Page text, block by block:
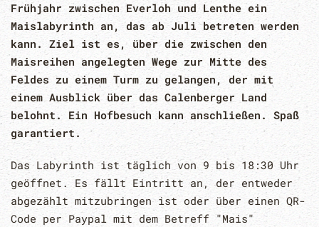
Frühjahr zwischen Everloh und Lenthe ein
Maislabyrinth an, das ab Juli betreten werden
kann. Ziel ist es, über die zwischen den
Maisreihen angelegten Wege zur Mitte des
Feldes zu einem Turm zu gelangen, der mit
einem Ausblick über das Calenberger Land
belohnt. Ein Hofbesuch kann anschließen. Spaß
garantiert.
Das Labyrinth ist täglich von 9 bis 18:30 Uhr
geöffnet. Es fällt Eintritt an, der entweder
abgezählt mitzubringen ist oder über einen QR-
Code per Paypal mit dem Betreff "Mais"